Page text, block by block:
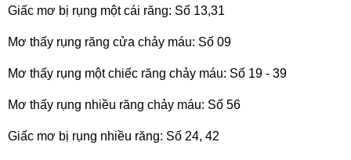
Giấc mơ bị rụng một cái răng: Số 13,31
Mơ thấy rụng răng cửa chảy máu: Số 09
Mơ thấy rụng một chiếc răng chảy máu: Số 19 - 39
Mơ thấy rụng nhiều răng chảy máu: Số 56
Giấc mơ bị rụng nhiều răng: Số 24, 42